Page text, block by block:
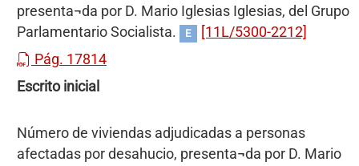
presenta¬da por D. Mario Iglesias Iglesias, del Grupo
Parlamentario Socialista.
E
[11L/5300-2212]
Pág. 17814
Escrito inicial
Número de viviendas adjudicadas a personas
afectadas por desahucio, presenta¬da por D. Mario